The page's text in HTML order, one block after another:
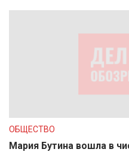
ОБЩЕСТВО
Мария Бутина вошла в